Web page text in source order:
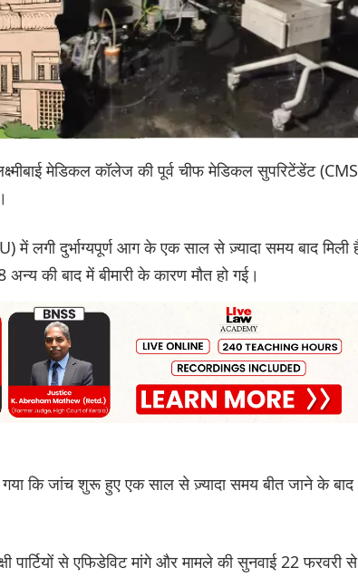
मेडिकल कॉलेज की पूर्व चीफ मेडिकल सुपरिटेंडेंट
लगी दुर्भाग्यपूर्ण आग के एक साल से ज़्यादा समय बाद मिली
की बाद में बीमारी के कारण मौत हो गई।
कि जांच शुरू हुए एक साल से ज़्यादा समय बीत जाने के बाद
पार्टियों से एफिडेविट मांगे और मामले की सुनवाई 22 फरवरी से